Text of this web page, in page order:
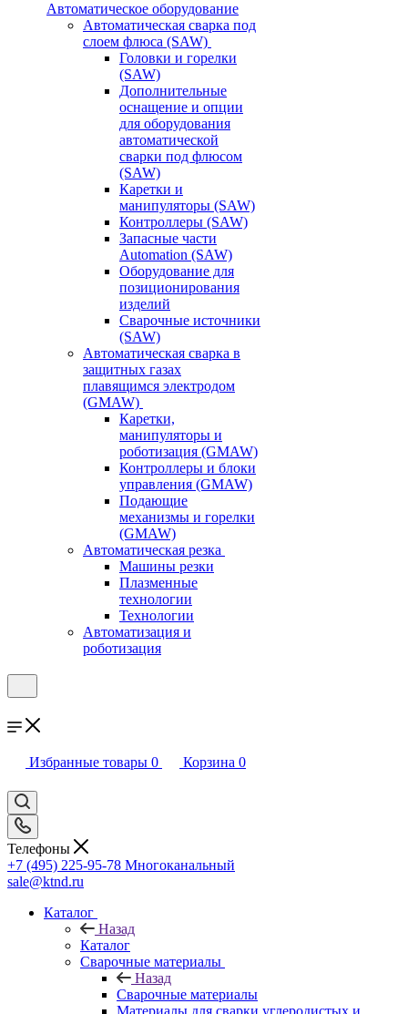
Автоматическое оборудование
Автоматическая сварка под
слоем флюса (SAW)
Головки и горелки
(SAW)
Дополнительные
оснащение и опции
для оборудования
автоматической
сварки под флюсом
(SAW)
Каретки и
манипуляторы (SAW)
Контроллеры (SAW)
Запасные части
Automation (SAW)
Оборудование для
позиционирования
изделий
Сварочные источники
(SAW)
Автоматическая сварка в
защитных газах
плавящимся электродом
(GMAW)
Каретки,
манипуляторы и
роботизация (GMAW)
Контроллеры и блоки
управления (GMAW)
Подающие
механизмы и горелки
(GMAW)
Автоматическая резка
Машины резки
Плазменные
технологии
Технологии
Автоматизация и
роботизация
Избранные товары 0 Корзина 0
Телефоны
+7 (495) 225-95-78 Многоканальный
sale@ktnd.ru
Каталог
Назад
Каталог
Сварочные материалы
Назад
Сварочные материалы
Материалы для сварки углеродистых и